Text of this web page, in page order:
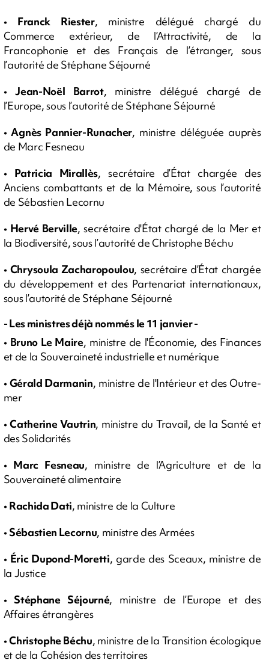
• Franck Riester, ministre délégué chargé du
Commerce extérieur, de l’Attractivité, de la
Francophonie et des Français de l’étranger, sous
l’autorité de Stéphane Séjourné
•Jean-Noël Barrot, ministre délégué chargé de
l’Europe, sous l’autorité de Stéphane Séjourné
•Agnès Pannier-Runacher, ministre déléguée auprès
de Marc Fesneau
• Patricia Mirallès, secrétaire d’État chargée des
Anciens combattants et de la Mémoire, sous l’autorité
de Sébastien Lecornu
• Hervé Berville, secrétaire d'État chargé de la Mer et
la Biodiversité, sous l’autorité de Christophe Béchu
• Chrysoula Zacharopoulou, secrétaire d’État chargée
du développement et des Partenariat internationaux,
sous l’autorité de Stéphane Séjourné
- Les ministres déjà nommés le 11 janvier -
• Bruno Le Maire, ministre de l'Économie, des Finances
et de la Souveraineté industrielle et numérique
•Gérald Darmanin, ministre de l'Intérieur et des Outre-
mer
•Catherine Vautrin, ministre du Travail, de la Santé et
des Solidarités
• Marc Fesneau, ministre de l’Agriculture et de la
Souveraineté alimentaire
•Rachida Dati, ministre de la Culture
•Sébastien Lecornu, ministre des Armées
• Éric Dupond-Moretti, garde des Sceaux, ministre de
la Justice
• Stéphane Séjourné, ministre de l’Europe et des
Affaires étrangères
•Christophe Béchu, ministre de la Transition écologique
et de la Cohésion des territoires